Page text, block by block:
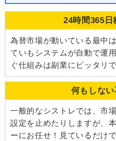
24時間365日
為替市場が動いている最中
ていもシステムが自動で運
ぐ仕組みは副業にピッタリで
何もしな
一般的なシストレでは、市
設定を止めたりしますが、
ーにお任せ！見ているだけ